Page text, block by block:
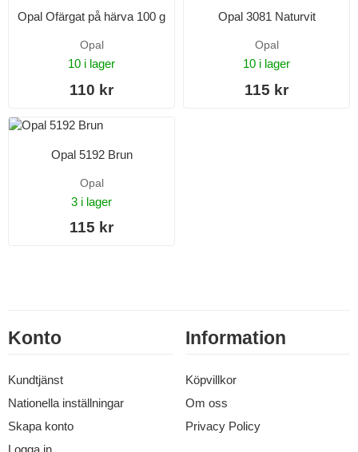
Opal Ofärgat på härva 100 g
Opal
10 i lager
110 kr
Opal 3081 Naturvit
Opal
10 i lager
115 kr
Opal 5192 Brun
Opal
3 i lager
115 kr
Konto
Kundtjänst
Nationella inställningar
Skapa konto
Logga in
Information
Köpvillkor
Om oss
Privacy Policy